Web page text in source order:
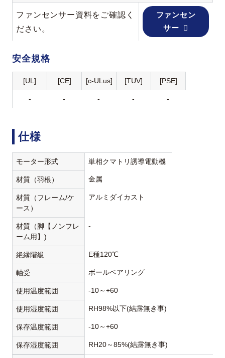
ファンセンサー資料をご確認く
ださい。
ファンセン
サー
安全規格
[UL] [CE] [c-ULus] [TUV] [PSE]
- - - - -
仕様
モーター形式 単相クマトリ誘導電動機
材質（羽根） 金属
材質（フレーム/ケ
ース）
アルミダイカスト
材質（脚【ノンフレ
ーム用】)
-
絶縁階級 E種120℃
軸受 ボールベアリング
使用温度範囲 -10～+60
使用湿度範囲 RH98%以下(結露無き事)
保存温度範囲 -10～+60
保存湿度範囲 RH20～85%(結露無き事)